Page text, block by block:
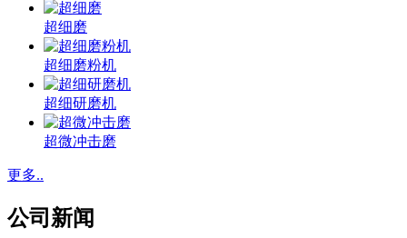
超细磨
超细磨粉机
超细研磨机
超微冲击磨
更多..
公司新闻